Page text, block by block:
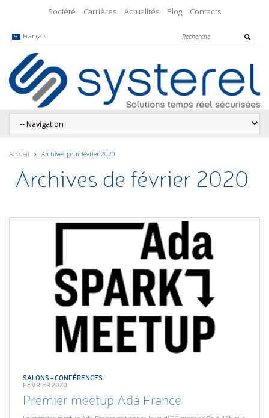
Société Carrières Actualités Blog Contacts
Français
Accueil Archives pour février 2020
Archives de février 2020
SALONS - CONFÉRENCES
FÉVRIER 2020
Premier meetup Ada France